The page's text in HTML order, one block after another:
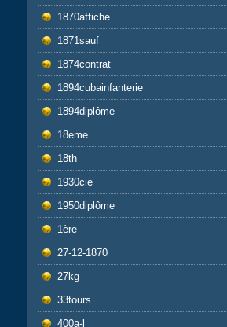
1870affiche
1871sauf
1874contrat
1894cubainfanterie
1894diplôme
18eme
18th
1930cie
1950diplôme
1ère
27-12-1870
27kg
33tours
400a-l